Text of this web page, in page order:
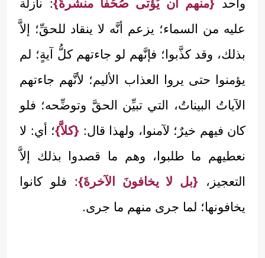
واحد {منهم أن يُؤْتى صُحُفاً منشَّرةً}: نازلة
عليه من السماء؛ يزعم أنَّه لا ينقاد للحقِّ؛ إلاَّ
بذلك، وقد كذَّبوا؛ فإنَّهم لو جاءتهم كلُّ آيةٍ؛ لم
يؤمنوا حتى يروا العذاب الأليم؛ لأنَّهم جاءتهم
الآياتُ البيناتُ، التي تبيِّن الحقَّ وتوضِّحه؛ فلو
كان فيهم خيرٌ؛ لآمنوا، ولهذا قال: {كلاَّ}؛ أي: لا
نعطيهم ما طلبوا، وهم ما قصدوا بذلك إلاَّ
التعجيز، {بل لا يخافونَ الآخرةَ}: فلو كانوا
يخافونها؛ لما جرى منهم ما جرى.